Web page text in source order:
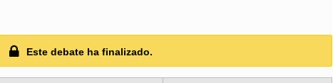
Este debate ha finalizado.